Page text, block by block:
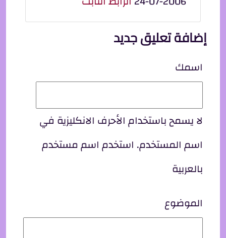
إضافة تعليق جديد
اسمك
لا يسمح باستخدام الأحرف الانكليزية في
اسم المستخدم. استخدم اسم مستخدم
بالعربية
الموضوع